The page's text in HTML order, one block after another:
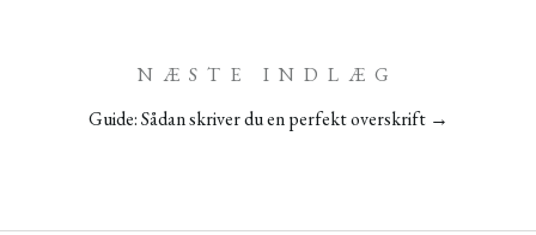
NÆSTE INDLÆG
Guide: Sådan skriver du en perfekt overskrift →